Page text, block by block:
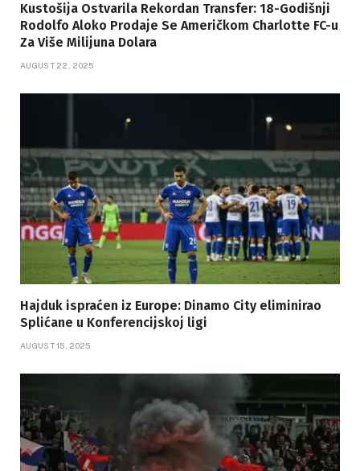
Kustošija Ostvarila Rekordan Transfer: 18-Godišnji
Rodolfo Aloko Prodaje Se Američkom Charlotte FC-u
Za Više Milijuna Dolara
AUGUST 22, 2025
Hajduk ispraćen iz Europe: Dinamo City eliminirao
Splićane u Konferencijskoj ligi
AUGUST 15, 2025